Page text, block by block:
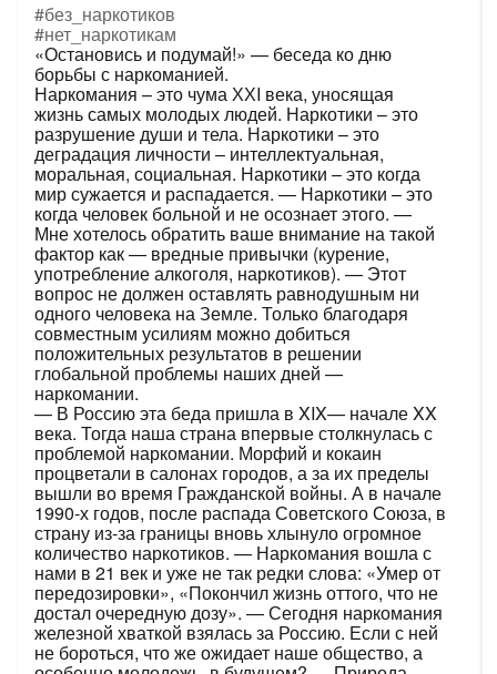
#без_наркотиков
#нет_наркотикам
«Остановись и подумай!» — беседа ко дню
борьбы с наркоманией.
Наркомания – это чума ХХI века, уносящая
жизнь самых молодых людей. Наркотики – это
разрушение души и тела. Наркотики – это
деградация личности – интеллектуальная,
моральная, социальная. Наркотики – это когда
мир сужается и распадается. — Наркотики – это
когда человек больной и не осознает этого. —
Мне хотелось обратить ваше внимание на такой
фактор как — вредные привычки (курение,
употребление алкоголя, наркотиков). — Этот
вопрос не должен оставлять равнодушным ни
одного человека на Земле. Только благодаря
совместным усилиям можно добиться
положительных результатов в решении
глобальной проблемы наших дней —
наркомании.
— В Россию эта беда пришла в XIX— начале XX
века. Тогда наша страна впервые столкнулась с
проблемой наркомании. Морфий и кокаин
процветали в салонах городов, а за их пределы
вышли во время Гражданской войны. А в начале
1990-х годов, после распада Советского Союза, в
страну из-за границы вновь хлынуло огромное
количество наркотиков. — Наркомания вошла с
нами в 21 век и уже не так редки слова: «Умер от
передозировки», «Покончил жизнь оттого, что не
достал очередную дозу». — Сегодня наркомания
железной хваткой взялась за Россию. Если с ней
не бороться, что же ожидает наше общество, а